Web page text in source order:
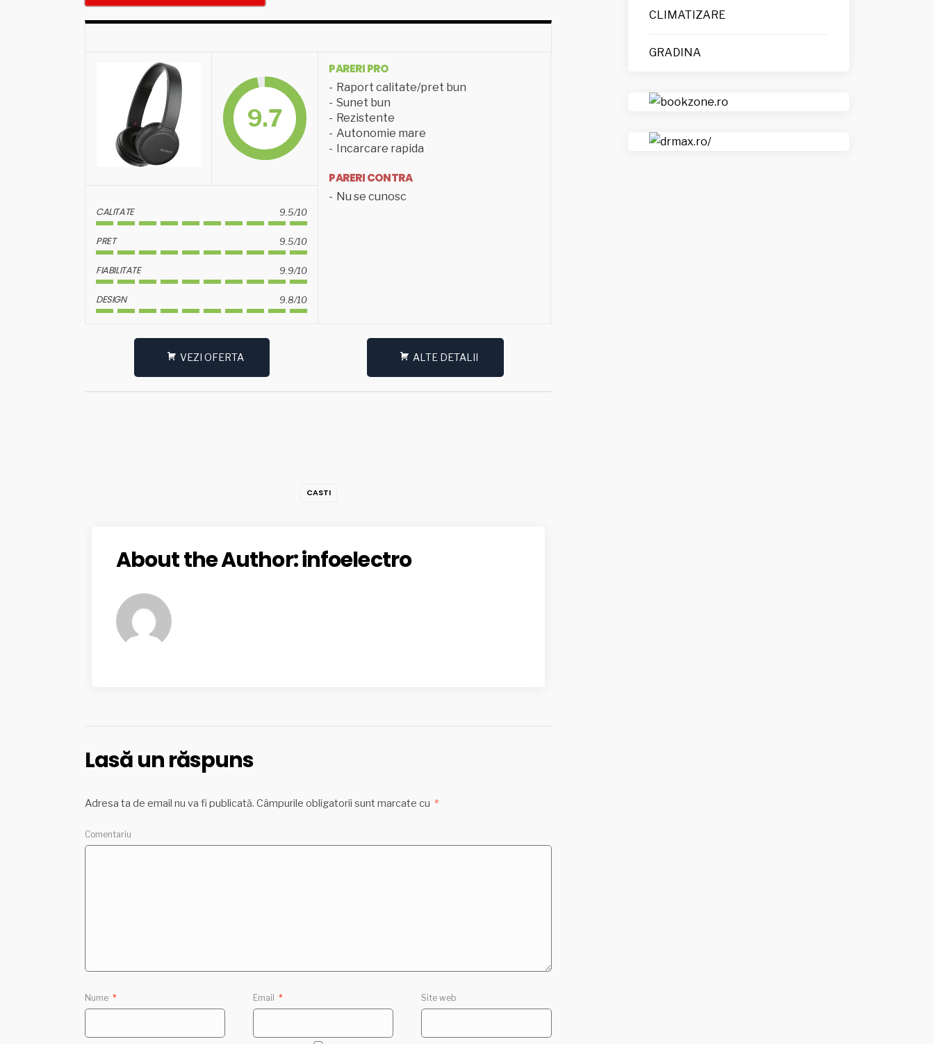
9.7
CALITATE 9.5/10
PRET 9.5/10
FIABILITATE 9.9/10
DESIGN 9.8/10
PARERI PRO
Raport calitate/pret bun
Sunet bun
Rezistente
Autonomie mare
Incarcare rapida
PARERI CONTRA
Nu se cunosc
VEZI OFERTA ALTE DETALII
CASTI
About the Author:infoelectro
Lasă un răspuns
Adresa ta de email nu va fi publicată. Câmpurile obligatorii sunt marcate cu *
Comentariu
Nume * Email * Site web
CLIMATIZARE
GRADINA